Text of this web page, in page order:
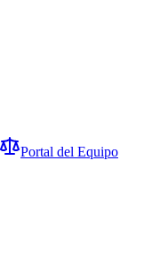
Portal del Equipo